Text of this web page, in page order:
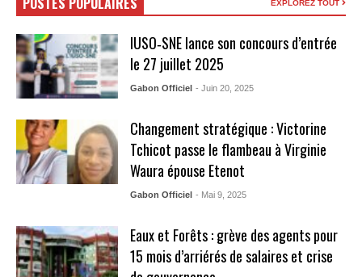
EXPLOREZ TOUT
IUSO‑SNE lance son concours d’entrée
le 27 juillet 2025
Gabon Officiel - Juin 20, 2025
Changement stratégique : Victorine
Tchicot passe le flambeau à Virginie
Waura épouse Etenot
Gabon Officiel - Mai 9, 2025
Eaux et Forêts : grève des agents pour
15 mois d’arriérés de salaires et crise